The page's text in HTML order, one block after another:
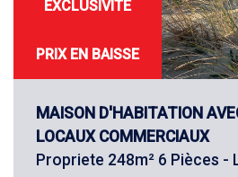
EXCLUSIVITÉ
PRIX EN BAISSE
MAISON D'HABITATION
LOCAUX COMMERCIAUX
Propriete 248m² 6 Pièces -